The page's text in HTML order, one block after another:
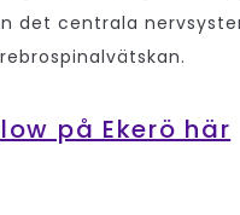
det centrala
på Ekerö här